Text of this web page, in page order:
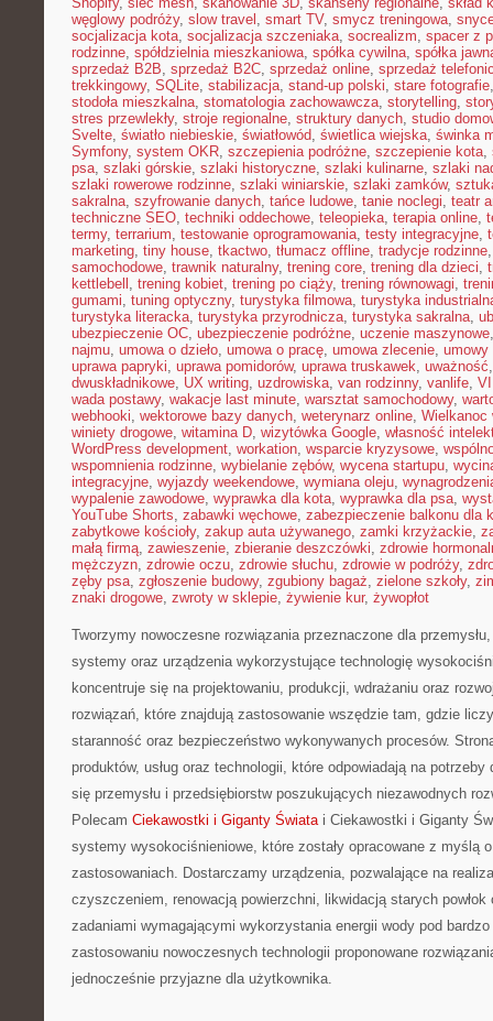
węglowy podróży, slow travel , smart TV, smycz treningowa,
socjalizacja kota, socjalizacja szczeniaka, socrealizm, spacer z
rodzinne, spółdzielnia mieszkaniowa, spółka cywilna, spółka
sprzedaż B2B, sprzedaż B2C, sprzedaż online, sprzedaż
trekkingowy, SQLite, stabilizacja, stand-up polski, stare fotografie
stodoła mieszkalna, stomatologia zachowawcza, storytelling,
stres przewlekły, stroje regionalne, struktury danych, studio
Svelte, światło niebieskie, światłowód, świetlica wiejska, świnka
Symfony, system OKR, szczepienia podróżne, szczepienie kota,
psa, szlaki górskie, szlaki historyczne, szlaki kulinarne, szlaki
szlaki rowerowe rodzinne, szlaki winiarskie, szlaki zamków,
sakralna, szyfrowanie danych, tańce ludowe, tanie noclegi, teatr
techniczne SEO, techniki oddechowe, teleopieka, terapia online,
termy, terrarium, testowanie oprogramowania, testy integracyjne,
marketing, tiny house, tkactwo, tłumacz offline, tradycje rodzinne
samochodowe, trawnik naturalny, trening core, trening dla dzieci,
kettlebell , trening kobiet, trening po ciąży, trening równowagi,
gumami, tuning optyczny, turystyka filmowa, turystyka
turystyka literacka, turystyka przyrodnicza, turystyka sakralna,
ubezpieczenie OC, ubezpieczenie podróżne, uczenie maszynowe
najmu, umowa o dzieło, umowa o pracę, umowa zlecenie, umowy
uprawa papryki, uprawa pomidorów, uprawa truskawek, uważność
dwuskładnikowe, UX writing, uzdrowiska, van rodzinny, vanlife,
wada postawy, wakacje last minute, warsztat samochodowy,
webhooki, wektorowe bazy danych, weterynarz online, Wielkanoc
winiety drogowe, witamina D, wizytówka Google, własność
WordPress development, workation, wsparcie kryzysowe,
wspomnienia rodzinne, wybielanie zębów, wycena startupu,
integracyjne, wyjazdy weekendowe, wymiana oleju,
wypalenie zawodowe, wyprawka dla kota, wyprawka dla psa,
YouTube Shorts, zabawki węchowe, zabezpieczenie balkonu dla
zabytkowe kościoły, zakup auta używanego, zamki krzyżackie,
małą firmą, zawieszenie, zbieranie deszczówki, zdrowie
mężczyzn, zdrowie oczu, zdrowie słuchu, zdrowie w podróży,
zęby psa, zgłoszenie budowy, zgubiony bagaż, zielone szkoły,
znaki drogowe, zwroty w sklepie, żywienie kur, żywopłot
Tworzymy nowoczesne rozwiązania przeznaczone dla
systemy oraz urządzenia wykorzystujące technologię
koncentruje się na projektowaniu, produkcji, wdrażaniu oraz
rozwiązań, które znajdują zastosowanie wszędzie tam, gdzie
staranność oraz bezpieczeństwo wykonywanych procesów.
produktów, usług oraz technologii, które odpowiadają na
się przemysłu i przedsiębiorstw poszukujących niezawodnych
Polecam Ciekawostki i Giganty Światai Ciekawostki i Giganty
systemy wysokociśnieniowe, które zostały opracowane z myślą
zastosowaniach. Dostarczamy urządzenia, pozwalające na
czyszczeniem, renowacją powierzchni, likwidacją starych powłok
zadaniami wymagającymi wykorzystania energii wody pod
zastosowaniu nowoczesnych technologii proponowane
jednocześnie przyjazne dla użytkownika.